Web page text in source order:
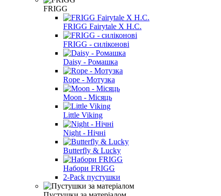
FRIGG
FRIGG Fairytale X H.C.
FRIGG - силіконові
Daisy - Ромашка
Rope - Мотузка
Moon - Місяць
Little Viking
Night - Нічні
Butterfly & Lucky
Набори FRIGG
2-Pack пустушки